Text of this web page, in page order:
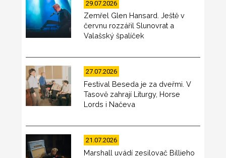
29.07.2026
Zemřel Glen Hansard. Ještě v
červnu rozzářil Slunovrat a
Valašský špalíček
27.07.2026
Festival Beseda je za dveřmi. V
Tasově zahrají Liturgy, Horse
Lords i Načeva
21.07.2026
Marshall uvádí zesilovač Billieho